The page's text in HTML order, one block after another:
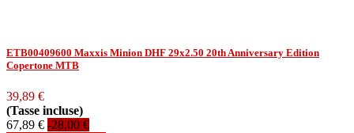
ETB00409600 Maxxis Minion DHF 29x2.50 20th Anniversary Edition
Copertone MTB
39,89 €
(Tasse incluse)
67,89 € -28,00 €